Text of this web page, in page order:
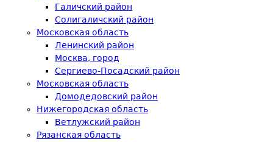
Галичский район
Солигаличский район
Московская область
Ленинский район
Москва, город
Сергиево-Посадский район
Московская область
Домодедовский район
Нижегородская область
Ветлужский район
Рязанская область